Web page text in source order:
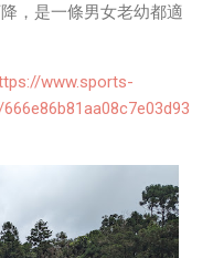
，是一條男女老幼都適
www.sports-